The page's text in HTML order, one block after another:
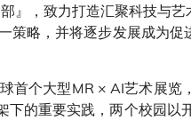
，致力打造汇聚科技与
略，并将逐步发展成为促
首个大型MR × AI艺术展
的重要实践，两个校园